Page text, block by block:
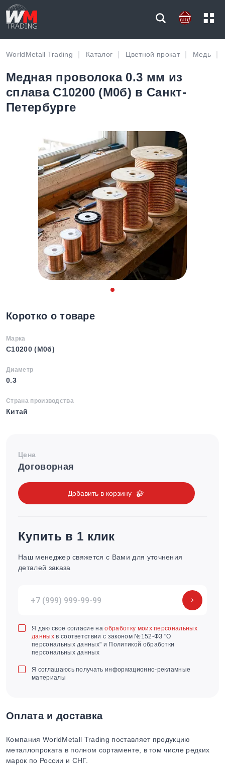
WorldMetall Trading Каталог Цветной прокат Медь
Медная проволока 0.3 мм из
сплава C10200 (М0б) в Санкт-
Петербурге
Коротко о товаре
Марка
C10200 (М0б)
Диаметр
0.3
Страна производства
Китай
Цена
Договорная
Добавить в корзину
Купить в 1 клик
Наш менеджер свяжется с Вами для уточнения
деталей заказа
Я даю свое согласие наобработку моих персональных
данныхв соответствии с законом №152-ФЗ "О
персональных данных" и Политикой обработки
персональных данных
Я соглашаюсь получать информационно-рекламные
материалы
Оплата и доставка
Компания WorldMetall Trading поставляет продукцию
металлопроката в полном сортаменте, в том числе редких
марок по России и СНГ.